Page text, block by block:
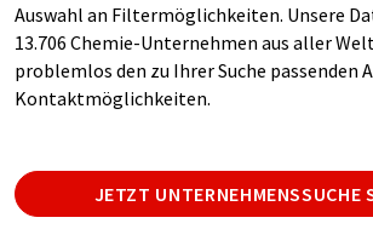
Auswahl an Filtermöglichkeiten. Unsere
13.706 Chemie-Unternehmen aus aller
problemlos den zu Ihrer Suche passenden
Kontaktmöglichkeiten.
JETZT UNTERNEHMENSSUCHE